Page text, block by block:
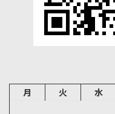
月
火 水